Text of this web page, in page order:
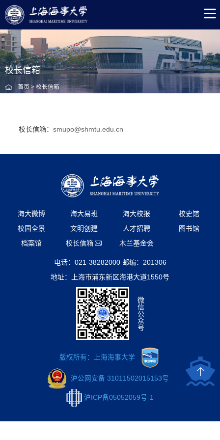
校长信箱
首页> 校长信箱
校长信箱： smupo@shmtu.edu.cn
海大微博 海大易班 海大校报
校史馆
校园全景
文明创建 人才招聘
图书馆
档案馆
校长信箱 木兰基金会
电话：021-38282000 邮编：201306
地址：上海市浦东新区海港大道1550号
微
信
公
众
号
版权所有：上海海事大学
沪公网安备 31011502015153号
沪ICP备05052059号-1